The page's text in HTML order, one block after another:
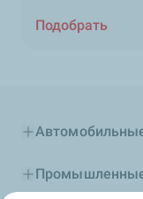
Подобрать